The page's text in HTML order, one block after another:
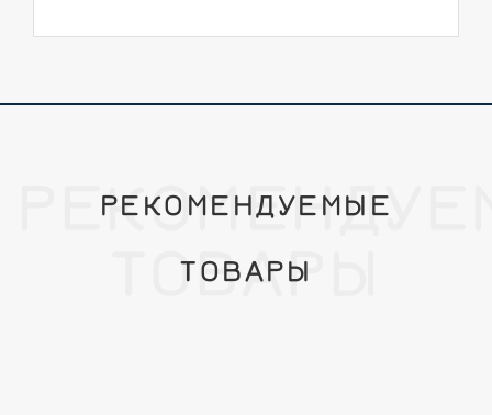
РЕКОМЕНДУЕМЫЕ
ТОВАРЫ
ТОВАРЫ